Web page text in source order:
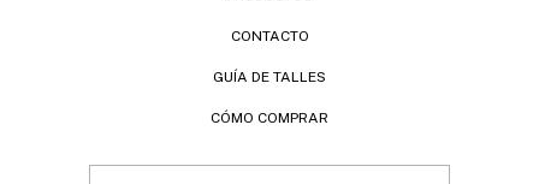
CONTACTO
GUÍA DE TALLES
CÓMO COMPRAR